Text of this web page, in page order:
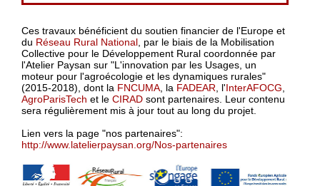
Ces travaux bénéficient du soutien financier de l'Europe et
du Réseau Rural National, par le biais de la Mobilisation
Collective pour le Développement Rural coordonnée par
l'Atelier Paysan sur "L'innovation par les Usages, un
moteur pour l'agroécologie et les dynamiques rurales"
(2015-2018), dont la FNCUMA, la FADEAR, l'InterAFOCG,
AgroParisTech et le CIRAD sont partenaires. Leur contenu
sera régulièrement mis à jour tout au long du projet.
Lien vers la page "nos partenaires":
http://www.latelierpaysan.org/Nos-partenaires